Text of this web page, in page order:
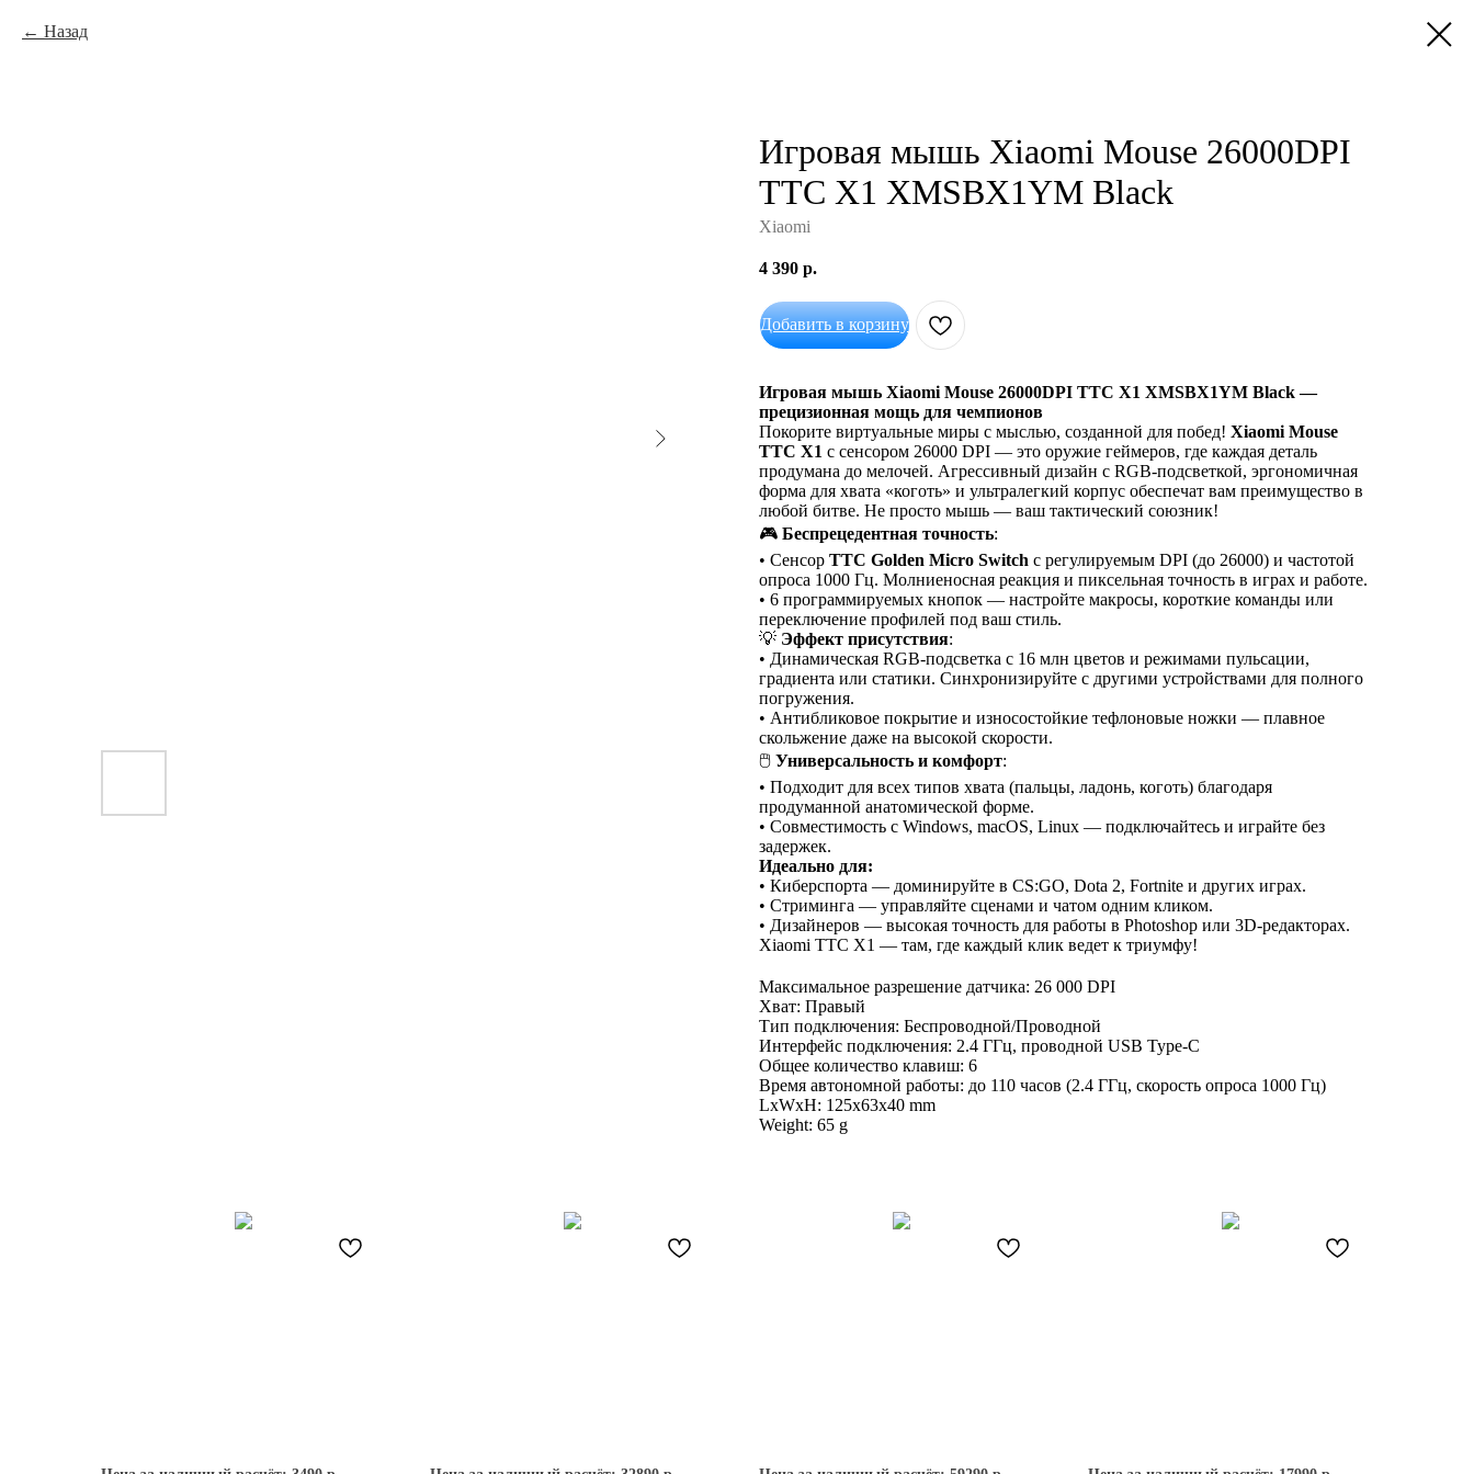
Назад
Игровая мышь Xiaomi Mouse 26000DPI
TTC X1 XMSBX1YM Black
Xiaomi
4 390 р.
Добавить в корзину
Игровая мышь Xiaomi Mouse 26000DPI TTC X1 XMSBX1YM Black —
прецизионная мощь для чемпионов
Покорите виртуальные миры с мыслью, созданной для побед! Xiaomi Mouse
TTC X1 с сенсором 26000 DPI — это оружие геймеров, где каждая деталь
продумана до мелочей. Агрессивный дизайн с RGB-подсветкой, эргономичная
форма для хвата «коготь» и ультралегкий корпус обеспечат вам преимущество в
любой битве. Не просто мышь — ваш тактический союзник!
🎮 Беспрецедентная точность:
• Сенсор TTC Golden Micro Switch с регулируемым DPI (до 26000) и частотой
опроса 1000 Гц. Молниеносная реакция и пиксельная точность в играх и работе.
• 6 программируемых кнопок — настройте макросы, короткие команды или
переключение профилей под ваш стиль.
💡 Эффект присутствия:
• Динамическая RGB-подсветка с 16 млн цветов и режимами пульсации,
градиента или статики. Синхронизируйте с другими устройствами для полного
погружения.
• Антибликовое покрытие и износостойкие тефлоновые ножки — плавное
скольжение даже на высокой скорости.
🖱 Универсальность и комфорт:
• Подходит для всех типов хвата (пальцы, ладонь, коготь) благодаря
продуманной анатомической форме.
• Совместимость с Windows, macOS, Linux — подключайтесь и играйте без
задержек.
Идеально для:
• Киберспорта — доминируйте в CS:GO, Dota 2, Fortnite и других играх.
• Стриминга — управляйте сценами и чатом одним кликом.
• Дизайнеров — высокая точность для работы в Photoshop или 3D-редакторах.
Xiaomi TTC X1 — там, где каждый клик ведет к триумфу!
Максимальное разрешение датчика: 26 000 DPI
Хват: Правый
Тип подключения: Беспроводной/Проводной
Интерфейс подключения: 2.4 ГГц, проводной USB Type-C
Общее количество клавиш: 6
Время автономной работы: до 110 часов (2.4 ГГц, скорость опроса 1000 Гц)
LxWxH: 125x63x40 mm
Weight: 65 g